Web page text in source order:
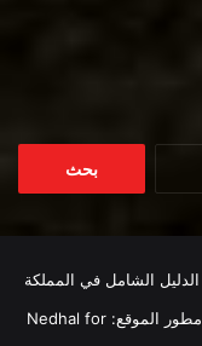
الدليل الشامل في المملكة
مطور الموقع:Nedhal for